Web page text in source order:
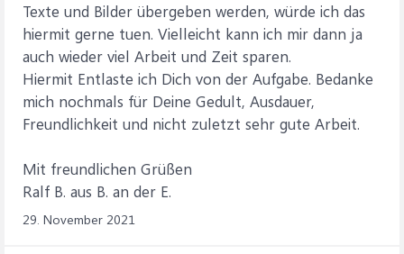
Texte und Bilder übergeben werden, würde ich das
hiermit gerne tuen. Vielleicht kann ich mir dann ja
auch wieder viel Arbeit und Zeit sparen.
Hiermit Entlaste ich Dich von der Aufgabe. Bedanke
mich nochmals für Deine Gedult, Ausdauer,
Freundlichkeit und nicht zuletzt sehr gute Arbeit.
Mit freundlichen Grüßen
Ralf B. aus B. an der E.
29. November 2021